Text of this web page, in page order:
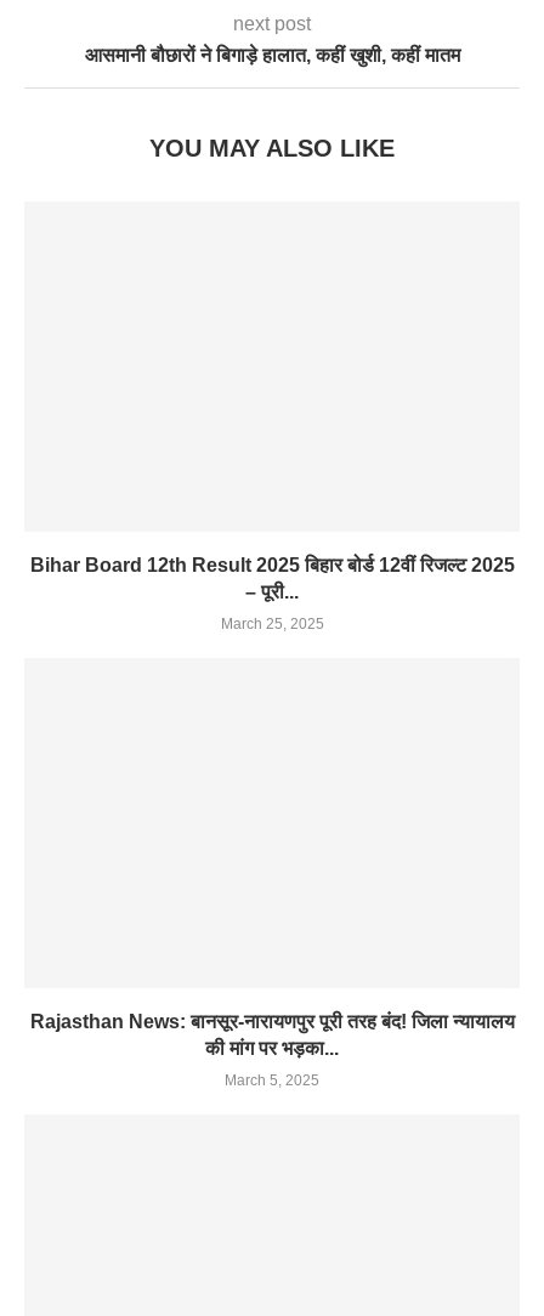
next post
आसमानी बौछारों ने बिगाड़े हालात, कहीं खुशी, कहीं मातम
YOU MAY ALSO LIKE
Bihar Board 12th Result 2025 बिहार बोर्ड 12वीं रिजल्ट 2025
– पूरी...
March 25, 2025
Rajasthan News: बानसूर-नारायणपुर पूरी तरह बंद! जिला न्यायालय
की मांग पर भड़का...
March 5, 2025